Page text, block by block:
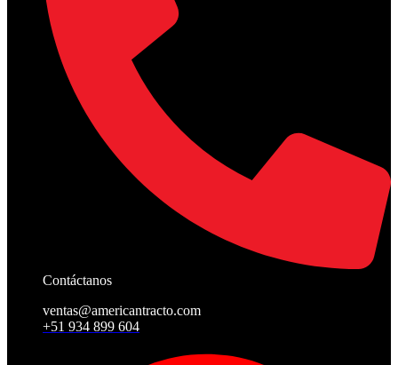
Contáctanos
ventas@americantracto.com
+51 934 899 604